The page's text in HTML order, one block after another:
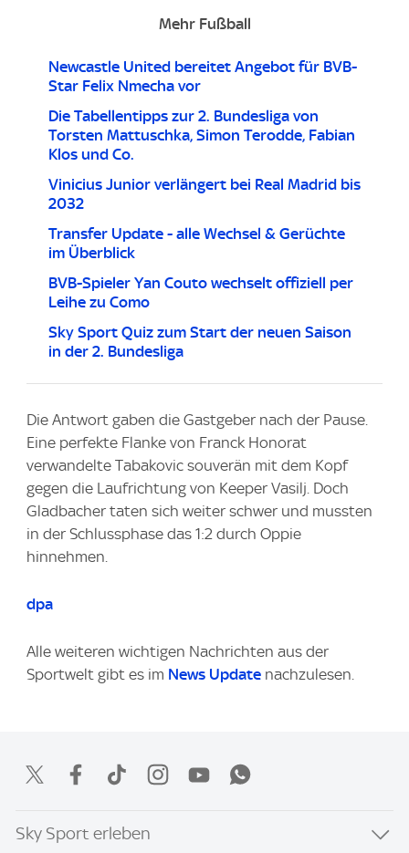
Mehr Fußball
Newcastle United bereitet Angebot für BVB-
Star Felix Nmecha vor
Die Tabellentipps zur 2. Bundesliga von
Torsten Mattuschka, Simon Terodde, Fabian
Klos und Co.
Vinicius Junior verlängert bei Real Madrid bis
2032
Transfer Update - alle Wechsel & Gerüchte
im Überblick
BVB-Spieler Yan Couto wechselt offiziell per
Leihe zu Como
Sky Sport Quiz zum Start der neuen Saison
in der 2. Bundesliga
Die Antwort gaben die Gastgeber nach der Pause.
Eine perfekte Flanke von Franck Honorat
verwandelte Tabakovic souverän mit dem Kopf
gegen die Laufrichtung von Keeper Vasilj. Doch
Gladbacher taten sich weiter schwer und mussten
in der Schlussphase das 1:2 durch Oppie
hinnehmen.
dpa
Alle weiteren wichtigen Nachrichten aus der
Sportwelt gibt es im News Update nachzulesen.
Sky Sport erleben